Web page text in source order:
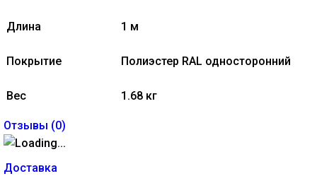
Длина 1 м
Покрытие Полиэстер RAL односторонний
Вес 1.68 кг
Отзывы (0)
Доставка